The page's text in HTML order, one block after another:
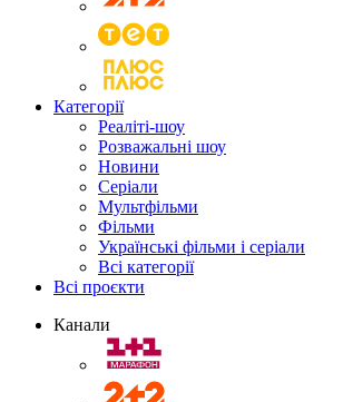
Категорії
Реаліті-шоу
Розважальні шоу
Новини
Серіали
Мультфільми
Фільми
Українські фільми і серіали
Всі категорії
Всі проєкти
Канали